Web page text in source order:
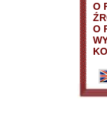
O
O